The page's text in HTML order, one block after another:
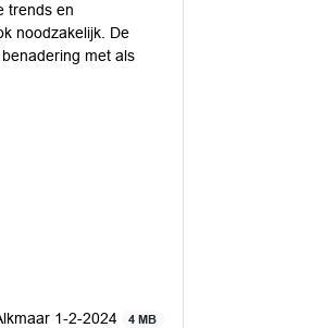
trends en
noodzakelijk. De
met als
1-2-2024 4 MB